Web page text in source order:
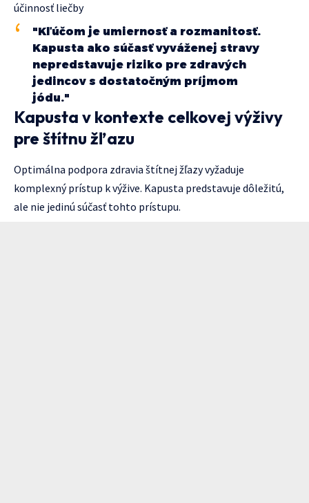
účinnosť liečby
"Kľúčom je umiernosť a rozmanitosť.
Kapusta ako súčasť vyváženej stravy
nepredstavuje riziko pre zdravých
jedincov s dostatočným príjmom
jódu."
Kapusta v kontexte celkovej výživy
pre štítnu žľazu
Optimálna podpora zdravia štítnej žľazy vyžaduje
komplexný prístup k výžive. Kapusta predstavuje dôležitú,
ale nie jedinú súčasť tohto prístupu.